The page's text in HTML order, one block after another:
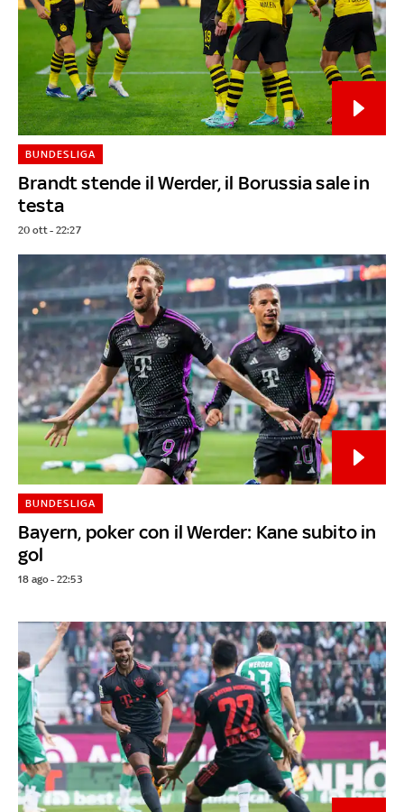
Brandt stende il Werder, il Borussia sale in
testa
BUNDESLIGA
20 ott - 22:27
Bayern, poker con il Werder: Kane subito in
gol
BUNDESLIGA
18 ago - 22:53